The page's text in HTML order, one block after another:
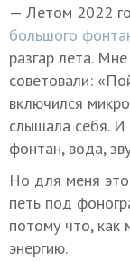
— Летом 2022
большого
разгар лета.
советовали:
включился
слышала себя. И
фонтан, вода,
Но для меня
петь под
потому что,
энергию.